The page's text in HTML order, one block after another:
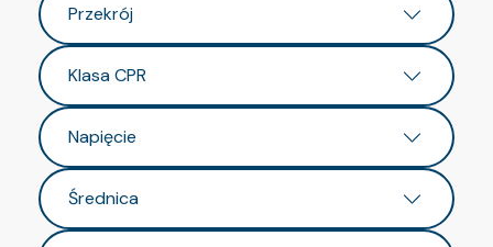
Przekrój
Klasa CPR
Napięcie
Średnica